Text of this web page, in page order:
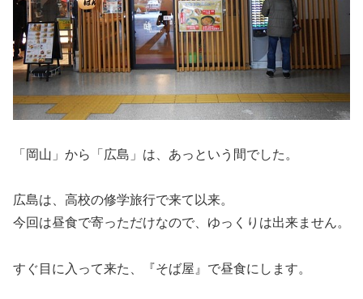
「岡山」から「広島」は、あっという間でした。
広島は、高校の修学旅行で来て以来。
今回は昼食で寄っただけなので、ゆっくりは出来ません。
すぐ目に入って来た、『そば屋』で昼食にします。